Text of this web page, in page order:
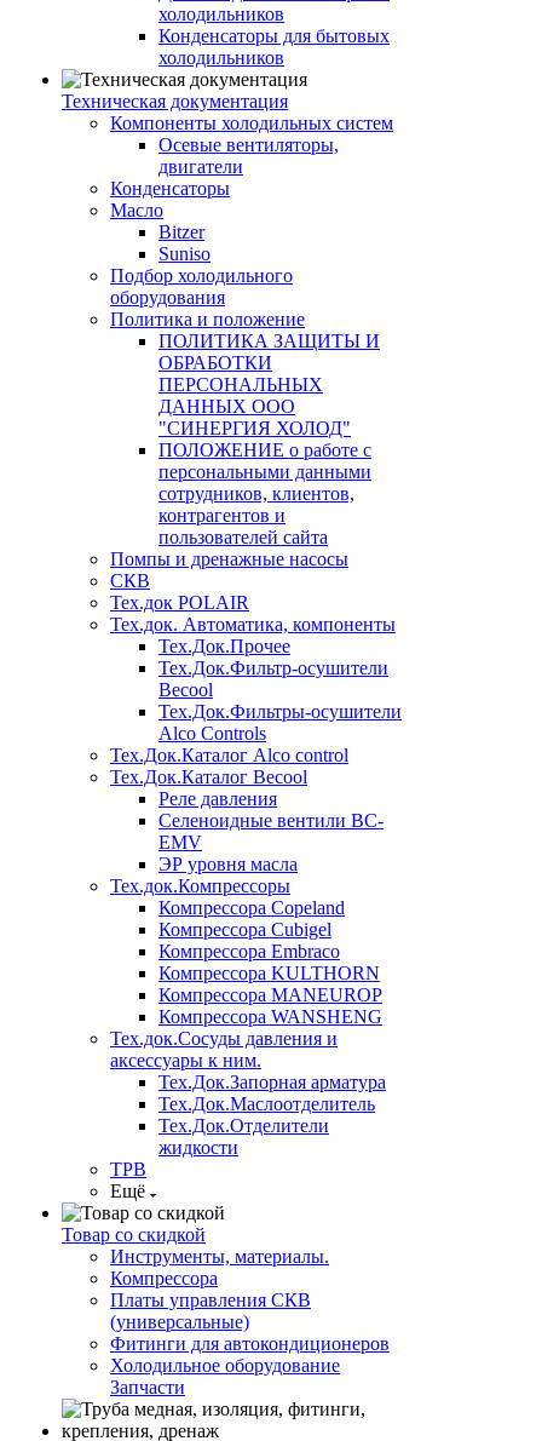
холодильников
Конденсаторы для бытовых
холодильников
Техническая документация
Компоненты холодильных систем
Осевые вентиляторы,
двигатели
Конденсаторы
Масло
Bitzer
Suniso
Подбор холодильного
оборудования
Политика и положение
ПОЛИТИКА ЗАЩИТЫ И
ОБРАБОТКИ
ПЕРСОНАЛЬНЫХ
ДАННЫХ ООО
"СИНЕРГИЯ ХОЛОД"
ПОЛОЖЕНИЕ о работе с
персональными данными
сотрудников, клиентов,
контрагентов и
пользователей сайта
Помпы и дренажные насосы
СКВ
Тех.док POLAIR
Тех.док. Автоматика, компоненты
Тех.Док.Прочее
Тех.Док.Фильтр-осушители
Becool
Тех.Док.Фильтры-осушители
Alco Controls
Тех.Док.Каталог Alco control
Тех.Док.Каталог Becool
Реле давления
Селеноидные вентили BC-
EMV
ЭР уровня масла
Тех.док.Компрессоры
Компрессора Copeland
Компрессора Cubigel
Компрессора Embraco
Компрессора KULTHORN
Компрессора MANEUROP
Компрессора WANSHENG
Тех.док.Сосуды давления и
аксессуары к ним.
Тех.Док.Запорная арматура
Тех.Док.Маслоотделитель
Тех.Док.Отделители
жидкости
ТРВ
Ещё
Товар со скидкой
Инструменты, материалы.
Компрессора
Платы управления СКВ
(универсальные)
Фитинги для автокондиционеров
Холодильное оборудование
Запчасти